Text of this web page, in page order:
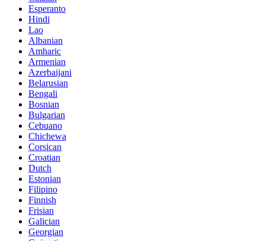
Esperanto
Hindi
Lao
Albanian
Amharic
Armenian
Azerbaijani
Belarusian
Bengali
Bosnian
Bulgarian
Cebuano
Chichewa
Corsican
Croatian
Dutch
Estonian
Filipino
Finnish
Frisian
Galician
Georgian